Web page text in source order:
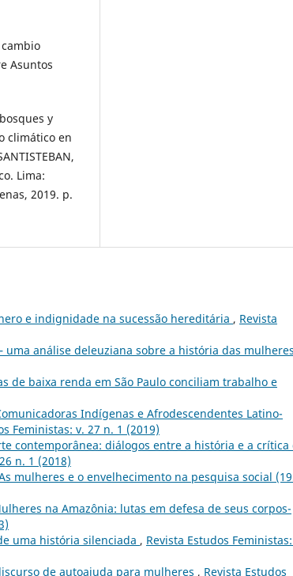
Asuntos
y
climático en
Lima:
2019. p.
e indignidade na sucessão hereditária , Revista
análise deleuziana sobre a história das mulheres
de baixa renda em São Paulo conciliam trabalho e
Indígenas e Afrodescendentes Latino-
Feministas: v. 27 n. 1 (2019)
contemporânea: diálogos entre a história e a crítica
n. 1 (2018)
mulheres e o envelhecimento na pesquisa social
na Amazônia: lutas em defesa de seus corpos-
uma história silenciada , Revista Estudos
de autoajuda para mulheres , Revista Estudos